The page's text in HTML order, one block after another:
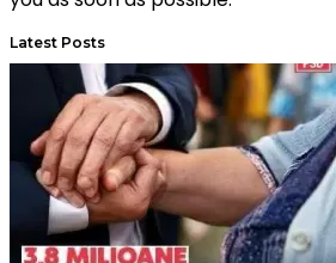
Latest Posts